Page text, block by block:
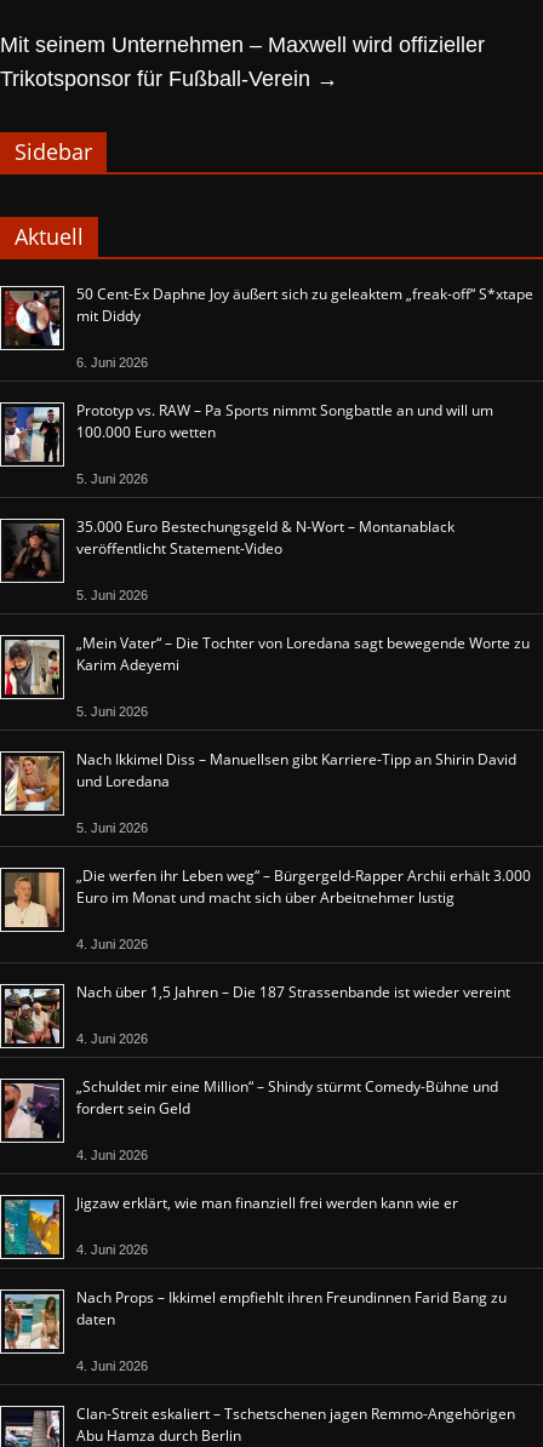
Mit seinem Unternehmen – Maxwell wird offizieller
Trikotsponsor für Fußball-Verein →
Sidebar
Aktuell
50 Cent-Ex Daphne Joy äußert sich zu geleaktem „freak-off“ S*xtape
mit Diddy
6. Juni 2026
Prototyp vs. RAW – Pa Sports nimmt Songbattle an und will um
100.000 Euro wetten
5. Juni 2026
35.000 Euro Bestechungsgeld & N-Wort – Montanablack
veröffentlicht Statement-Video
5. Juni 2026
„Mein Vater“ – Die Tochter von Loredana sagt bewegende Worte zu
Karim Adeyemi
5. Juni 2026
Nach Ikkimel Diss – Manuellsen gibt Karriere-Tipp an Shirin David
und Loredana
5. Juni 2026
„Die werfen ihr Leben weg“ – Bürgergeld-Rapper Archii erhält 3.000
Euro im Monat und macht sich über Arbeitnehmer lustig
4. Juni 2026
Nach über 1,5 Jahren – Die 187 Strassenbande ist wieder vereint
4. Juni 2026
„Schuldet mir eine Million“ – Shindy stürmt Comedy-Bühne und
fordert sein Geld
4. Juni 2026
Jigzaw erklärt, wie man finanziell frei werden kann wie er
4. Juni 2026
Nach Props – Ikkimel empfiehlt ihren Freundinnen Farid Bang zu
daten
4. Juni 2026
Clan-Streit eskaliert – Tschetschenen jagen Remmo-Angehörigen
Abu Hamza durch Berlin